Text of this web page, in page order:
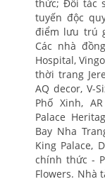
thức; Đối tác
tuyến độc
điểm lưu trú
Các nhà
Hospital,
thời trang
AQ decor, V-
Phố Xinh,
Palace
Bay Nha
King Palace,
chính thức -
Flowers. Nhà